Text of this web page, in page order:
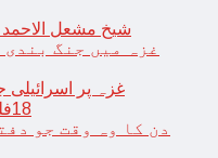
شیخ مشعل الاحمد
غزہ میں جنگ
18فلسطینی شہید ، درجنوں زخمی
دن کا وہ وقت جو